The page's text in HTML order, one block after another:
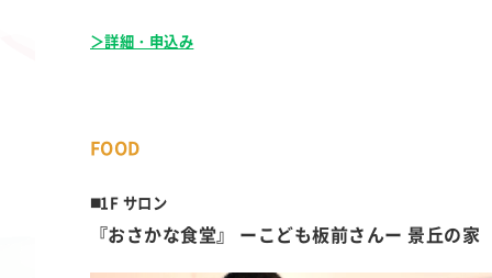
＞詳細・申込み
FOOD
◼️1F サロン
『おさかな食堂』 ーこども板前さんー 景丘の家